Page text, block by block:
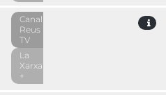
Canal
Reus
TV
La
Xarxa
+